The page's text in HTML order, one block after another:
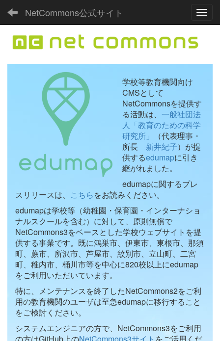
NetCommons公式サイト
学校等教育機関向け
CMSとして
NetCommonsを提供す
る活動は、 一般社団法
人「教育のための科学
研究所」
（代表理事・
所長 新井紀子）が提
供するedumapに引き
継がれました。
edumapに関するプレ
スリリースは、 こちらをお読みください。
edumapは学校等（幼稚園・保育園・インターナショ
ナルスクールを含む）に対して、原則無償で
NetCommons3をベースとした学校ウェブサイトを提
供する事業です。既に鴻巣市、伊東市、東根市、那須
町、蕨市、所沢市、芦屋市、紋別市、立山町、二宮
町、稚内市、桶川市等を中心に820校以上にedumap
をご利用いただいています。
特に、メンテナンスを終了したNetCommons2をご利
用の教育機関のユーザは至急edumapに移行すること
をご検討ください。
システムエンジニアの方で、NetCommons3をご利用